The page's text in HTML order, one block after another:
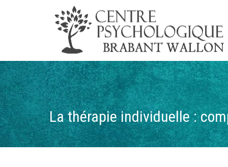
La thérapie individuelle :